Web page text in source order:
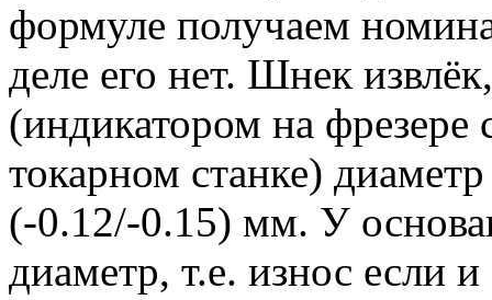
формуле получаем
деле его нет. Шнек
(индикатором на
токарном станке)
(-0.12/-0.15) мм. У
диаметр, т.е. износ если